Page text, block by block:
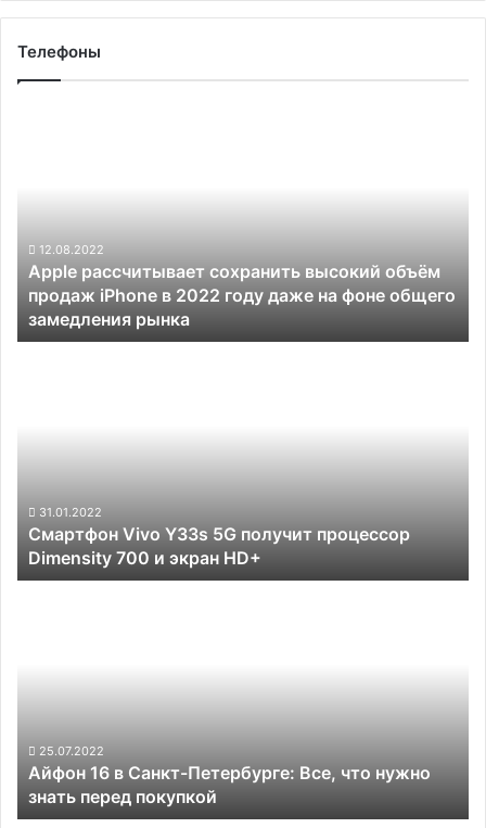
Телефоны
iPhone
2022
году
даже
12.08.2022
Apple рассчитывает сохранить высокий объём
продаж iPhone в 2022 году даже на фоне общего
замедления рынка
700
экран
HD+
31.01.2022
Смартфон Vivo Y33s 5G получит процессор
Dimensity 700 и экран HD+
нужно
знать
перед
покупкой
25.07.2022
Айфон 16 в Санкт-Петербурге: Все, что нужно
знать перед покупкой